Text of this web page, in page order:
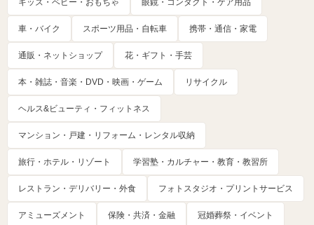
キッズ・ベビー・おもちゃ 眼鏡・コンタクト・ケア用品
車・バイク スポーツ用品・自転車 携帯・通信・家電
通販・ネットショップ 花・ギフト・手芸
本・雑誌・音楽・DVD・映画・ゲーム リサイクル
ヘルス&ビューティ・フィットネス
マンション・戸建・リフォーム・レンタル収納
旅行・ホテル・リゾート 学習塾・カルチャー・教育・教習所
レストラン・デリバリー・外食 フォトスタジオ・プリントサービス
アミューズメント 保険・共済・金融 冠婚葬祭・イベント